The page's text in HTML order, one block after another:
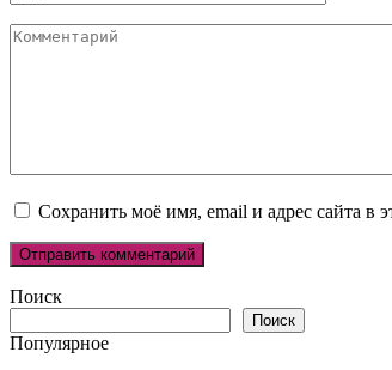
Комментарий
Сохранить моё имя, email и адрес сайта в
Поиск
Поиск
Популярное